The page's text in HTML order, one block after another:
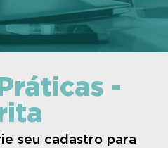
-
seu cadastro para